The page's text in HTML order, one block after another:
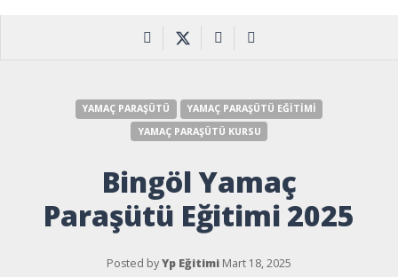
YAMAÇ PARAŞÜTÜ
YAMAÇ PARAŞÜTÜ EĞITIMI
YAMAÇ PARAŞÜTÜ KURSU
Bingöl Yamaç
Paraşütü Eğitimi 2025
Posted byYp Eğitimi Mart 18, 2025